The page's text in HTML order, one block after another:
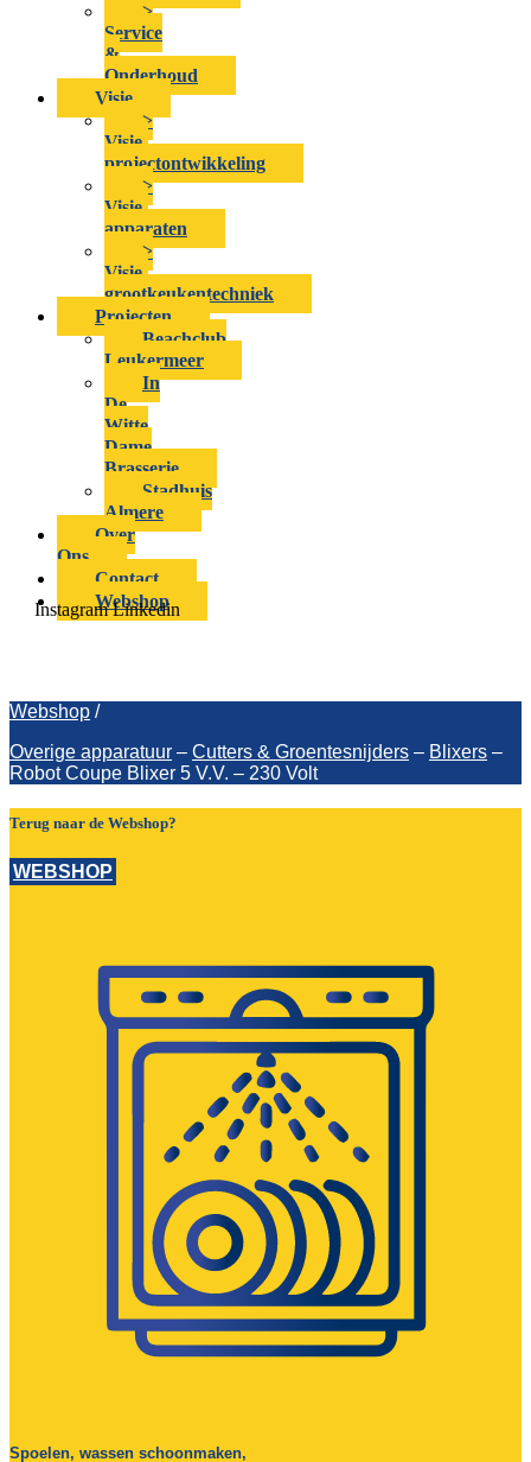
>
Service
&
Onderhoud
Visie
>
Visie-
projectontwikkeling
>
Visie-
apparaten
>
Visie-
grootkeukentechniek
Projecten
Beachclub
Leukermeer
In
De
Witte
Dame
Brasserie
Stadhuis
Almere
Over
Ons
Contact
Webshop
Instagram Linkedin
Webshop /
Overige apparatuur – Cutters & Groentesnijders – Blixers –
Robot Coupe Blixer 5 V.V. – 230 Volt
Terug naar de Webshop?
WEBSHOP
Spoelen, wassen schoonmaken,